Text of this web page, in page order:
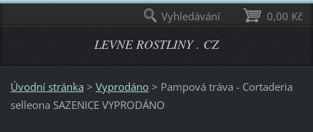
LEVNE ROSTLINY . CZ
Úvodní stránka > Vyprodáno > Pampová tráva - Cortaderia
selleona SAZENICE VYPRODÁNO
0,00 Kč
Vyhledávání